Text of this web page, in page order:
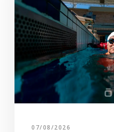
07/08/2026